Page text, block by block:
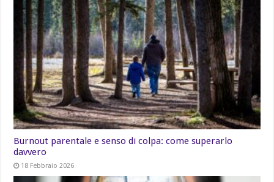
Burnout parentale e senso di colpa: come superarlo
davvero
18 Febbraio 2026